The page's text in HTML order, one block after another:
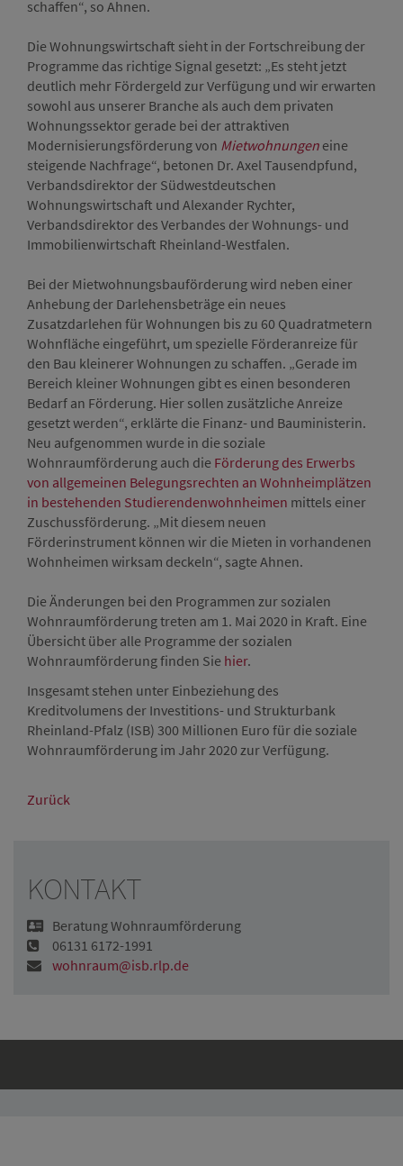
schaffen“, so Ahnen.
Die Wohnungswirtschaft sieht in der Fortschreibung der
Programme das richtige Signal gesetzt: „Es steht jetzt
deutlich mehr Fördergeld zur Verfügung und wir erwarten
sowohl aus unserer Branche als auch dem privaten
Wohnungssektor gerade bei der attraktiven
Modernisierungsförderung von Mietwohnungen eine
steigende Nachfrage“, betonen Dr. Axel Tausendpfund,
Verbandsdirektor der Südwestdeutschen
Wohnungswirtschaft und Alexander Rychter,
Verbandsdirektor des Verbandes der Wohnungs- und
Immobilienwirtschaft Rheinland-Westfalen.
Bei der Mietwohnungsbauförderung wird neben einer
Anhebung der Darlehensbeträge ein neues
Zusatzdarlehen für Wohnungen bis zu 60 Quadratmetern
Wohnfläche eingeführt, um spezielle Förderanreize für
den Bau kleinerer Wohnungen zu schaffen. „Gerade im
Bereich kleiner Wohnungen gibt es einen besonderen
Bedarf an Förderung. Hier sollen zusätzliche Anreize
gesetzt werden“, erklärte die Finanz- und Bauministerin.
Neu aufgenommen wurde in die soziale
Wohnraumförderung auch die Förderung des Erwerbs
von allgemeinen Belegungsrechten an Wohnheimplätzen
in bestehenden Studierendenwohnheimen mittels einer
Zuschussförderung. „Mit diesem neuen
Förderinstrument können wir die Mieten in vorhandenen
Wohnheimen wirksam deckeln“, sagte Ahnen.
Die Änderungen bei den Programmen zur sozialen
Wohnraumförderung treten am 1. Mai 2020 in Kraft. Eine
Übersicht über alle Programme der sozialen
Wohnraumförderung finden Sie hier.
Insgesamt stehen unter Einbeziehung des
Kreditvolumens der Investitions- und Strukturbank
Rheinland-Pfalz (ISB) 300 Millionen Euro für die soziale
Wohnraumförderung im Jahr 2020 zur Verfügung.
Zurück
KONTAKT
Beratung Wohnraumförderung
06131 6172-1991
wohnraum@isb.rlp.de